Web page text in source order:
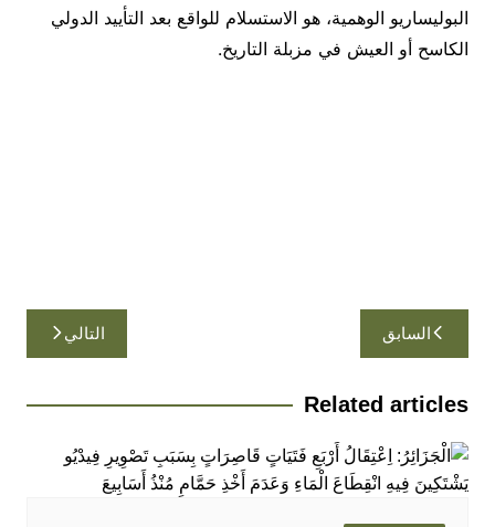
البوليساريو الوهمية، هو الاستسلام للواقع بعد التأييد الدولي
الكاسح أو العيش في مزبلة التاريخ.
تصفّح
المقالات
السابق التالي
Related articles